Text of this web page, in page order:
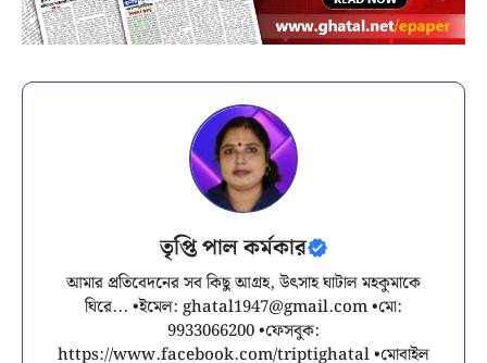
তৃপ্তি পাল কর্মকার
আমার প্রতিবেদনের সব কিছু আগ্রহ, উৎসাহ ঘাটাল মহকুমাকে
ঘিরে... •ইমেল: ghatal1947@gmail.com•মো:
9933066200 •ফেসবুক:
https://www.facebook.com/triptighatal •মোবাইল